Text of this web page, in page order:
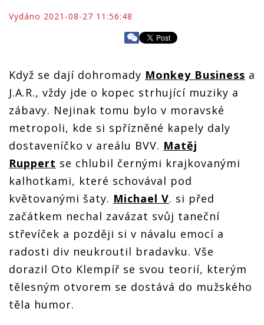
Vydáno 2021-08-27 11:56:48
Když se dají dohromady Monkey Business a
J.A.R., vždy jde o kopec strhující muziky a
zábavy. Nejinak tomu bylo v moravské
metropoli, kde si spřízněné kapely daly
dostaveníčko v areálu BVV. Matěj
Ruppert se chlubil černými krajkovanými
kalhotkami, které schovával pod
květovanými šaty. Michael V. si před
začátkem nechal zavázat svůj taneční
střevíček a později si v návalu emocí a
radosti div neukroutil bradavku. Vše
dorazil Oto Klempíř se svou teorií, kterým
tělesným otvorem se dostává do mužského
těla humor.